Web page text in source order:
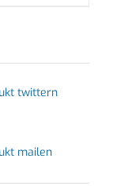
twittern
mailen